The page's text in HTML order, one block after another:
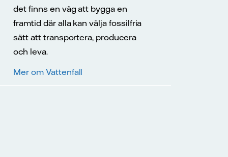
det finns en väg att bygga en
framtid där alla kan välja fossilfria
sätt att transportera, producera
och leva.
Mer om Vattenfall